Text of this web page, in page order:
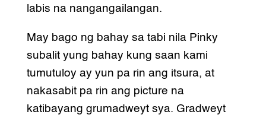
labis na nangangailangan.
May bago ng bahay sa tabi nila Pinky
subalit yung bahay kung saan kami
tumutuloy ay yun pa rin ang itsura, at
nakasabit pa rin ang picture na
katibayang grumadweyt sya. Gradweyt